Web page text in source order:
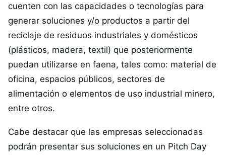
cuenten con las capacidades o tecnologías para
generar soluciones y/o productos a partir del
reciclaje de residuos industriales y domésticos
(plásticos, madera, textil) que posteriormente
puedan utilizarse en faena, tales como: material de
oficina, espacios públicos, sectores de
alimentación o elementos de uso industrial minero,
entre otros.
Cabe destacar que las empresas seleccionadas
podrán presentar sus soluciones en un Pitch Day